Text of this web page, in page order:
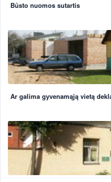
Būsto nuomos sutartis
Ar galima gyvenamąją vietą